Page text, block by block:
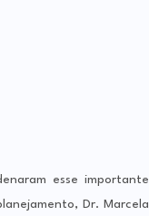
esse importante
Dr. Marcela